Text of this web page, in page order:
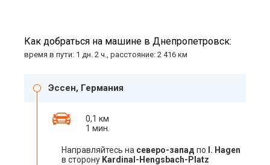
Как добраться на машине в Днепропетровск:
время в пути: 1 дн. 2 ч., расстояние: 2 416 км
Эссен, Германия
0,1 км
1 мин.
Направляйтесь на северо-запад по I. Hagen
в сторону Kardinal-Hengsbach-Platz